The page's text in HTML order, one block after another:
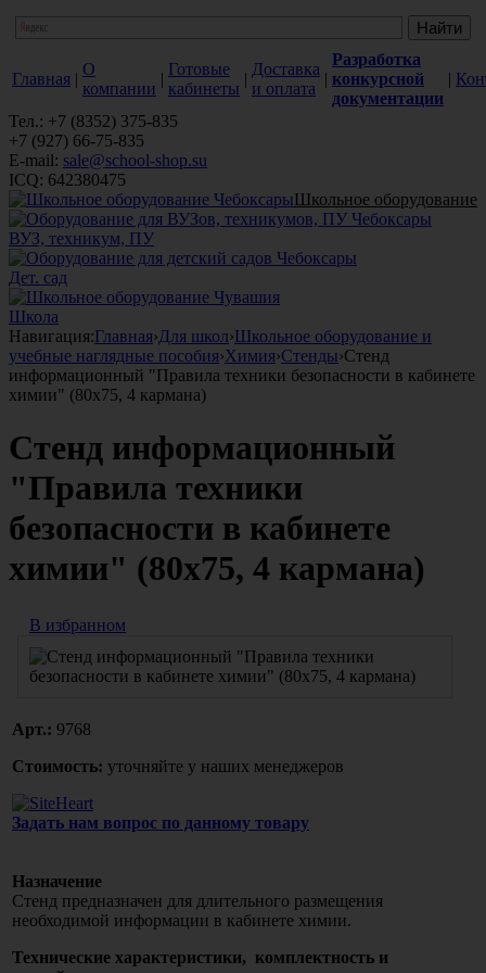
Главная |
О
компании
|
Готовые
кабинеты
|
Доставка
и оплата
|
Разработка
конкурсной
документации
|
Тел.: +7 (8352) 375-835
+7 (927) 66-75-835
E-mail: sale@school-shop.su
ICQ: 642380475
Школьное оборудование
ВУЗ, техникум, ПУ
Дет. сад
Школа
Навигация:Главная›Для школ›Школьное оборудование и
учебные наглядные пособия›Химия›Стенды›Стенд
информационный "Правила техники безопасности в кабинете
химии" (80х75, 4 кармана)
Стенд информационный
"Правила техники
безопасности в кабинете
химии" (80х75, 4 кармана)
В избранном
Арт.: 9768
Стоимость: уточняйте у наших менеджеров
Задать нам вопрос по данному товару
Назначение
Стенд предназначен для длительного размещения
необходимой информации в кабинете химии.
Технические характеристики, комплектность и